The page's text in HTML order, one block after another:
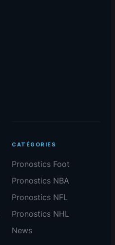
CATÉGORIES
Pronostics Foot
Pronostics NBA
Pronostics NFL
Pronostics NHL
News